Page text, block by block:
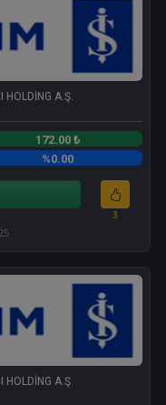
HOLDİNG A.Ş.
172.00 ₺
%0.00
3
HOLDİNG A.Ş.